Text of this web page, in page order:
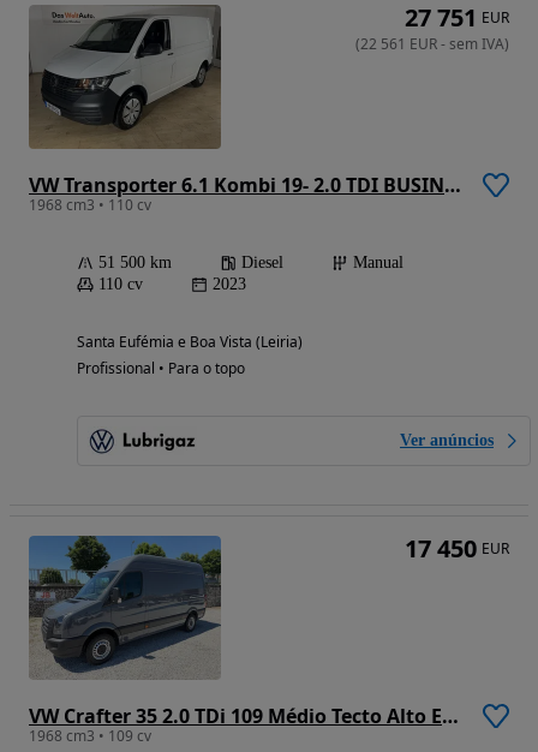
VW Transporter 6.1 Kombi 19- 2.0 TDI BUSINESS
1968 cm3 • 110 cv
51 500 km Diesel
Manual
110 cv
2023
Santa Eufémia e Boa Vista (Leiria)
Profissional • Para o topo
Ver anúncios
27 751 EUR
(22 561 EUR-sem IVA)
VW Crafter 35 2.0 TDi 109 Médio Tecto Alto Extra
1968 cm3 • 109 cv
17 450 EUR